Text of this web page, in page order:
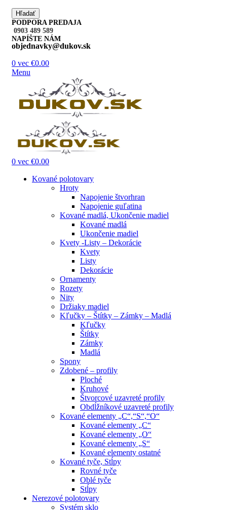
Hľadať
PODPORA PREDAJA
0903 489 589
NAPÍŠTE NÁM
objednavky@dukov.sk
0 vec €0.00
Menu
0 vec €0.00
Kované polotovary
Hroty
Napojenie štvorhran
Napojenie guľatina
Kované madlá, Ukončenie madiel
Kované madlá
Ukončenie madiel
Kvety -Listy – Dekorácie
Kvety
Listy
Dekorácie
Ornamenty
Rozety
Nity
Držiaky madiel
Kľučky – Štítky – Zámky – Madlá
Kľučky
Štítky
Zámky
Madlá
Spony
Zdobené – profily
Ploché
Kruhové
Štvorcové uzavreté profily
Obdĺžníkové uzavreté profily
Kované elementy „C“,“S“,“O“
Kované elementy „C“
Kované elementy „O“
Kované elementy „S“
Kované elementy ostatné
Kované tyče, Stĺpy
Rovné tyče
Oblé tyče
Stĺpy
Nerezové polotovary
Systém sklo